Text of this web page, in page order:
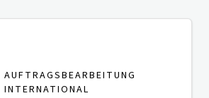
AUFTRAGSBEARBEITUNG
INTERNATIONAL